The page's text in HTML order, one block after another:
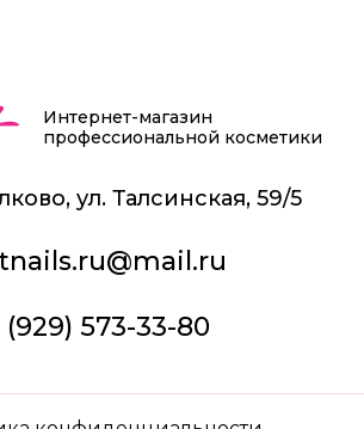
Интернет-магазин
профессиональной косметики
ул. Талсинская, 59/5
(929) 573-33-80